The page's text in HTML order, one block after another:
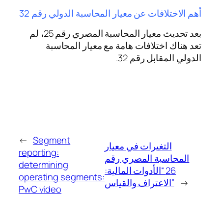
أهم الاختلافات عن معيار المحاسبة الدولي رقم 32
بعد تحديث معيار المحاسبة المصري رقم 25، لم
تعد هناك اختلافات هامة مع معيار المحاسبة
الدولي المقابل رقم 32.
← Segment
reporting:
determining
operating segments:
PwC video
التغيرات في معيار
المحاسبة المصري رقم
26 “الأدوات المالية:
الاعتراف والقياس” →